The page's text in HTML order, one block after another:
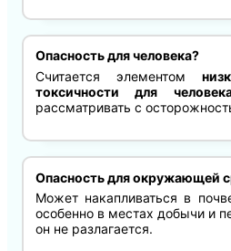
Опасность для человека?
Считается элементом
токсичности для
рассматривать с
Опасность для окружающей
Может накапливаться в
особенно в местах добычи и
он не разлагается.